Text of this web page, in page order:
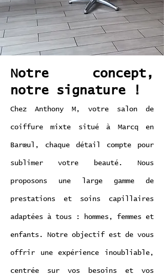
Notre concept,
notre signature !
Chez Anthony M, votre salon de
coiffure mixte situé à Marcq en
Barœul, chaque détail compte pour
sublimer votre beauté. Nous
proposons une large gamme de
prestations et soins capillaires
adaptées à tous : hommes, femmes et
enfants. Notre objectif est de vous
offrir une expérience inoubliable,
centrée sur vos besoins et vos